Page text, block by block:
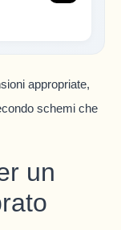
appropriate,
schemi che
un